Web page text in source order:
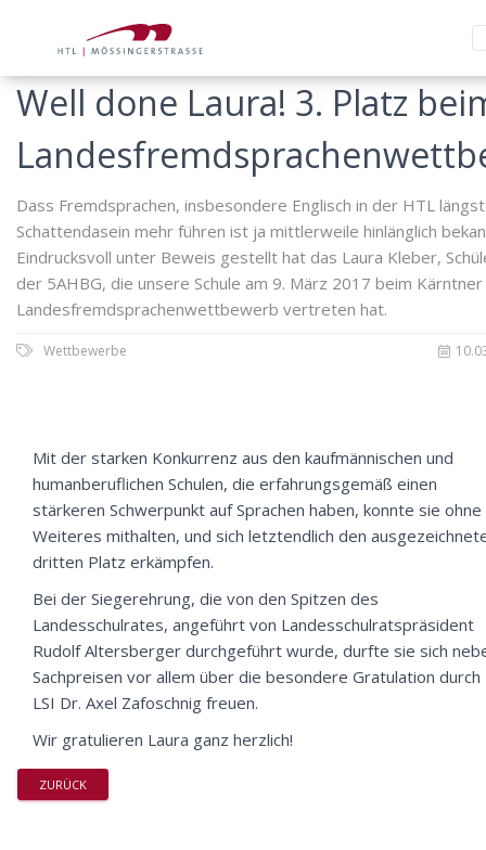
Well done Laura! 3. Platz
Dass Fremdsprachen, insbesondere Englisch in der HTL
Schattendasein mehr führen ist ja mittlerweile hinlänglich
Eindrucksvoll unter Beweis gestellt hat das Laura Kleber,
der 5AHBG, die unsere Schule am 9. März 2017 beim Kärntner
Landesfremdsprachenwettbewerb vertreten hat.
Wettbewerbe
Mit der starken Konkurrenz aus den kaufmännischen und
humanberuflichen Schulen, die erfahrungsgemäß einen
stärkeren Schwerpunkt auf Sprachen haben, konnte sie ohne
Weiteres mithalten, und sich letztendlich den
dritten Platz erkämpfen.
Bei der Siegerehrung, die von den Spitzen des
Landesschulrates, angeführt von Landesschulratspräsident
Rudolf Altersberger durchgeführt wurde, durfte sie sich
Sachpreisen vor allem über die besondere Gratulation durch
LSI Dr. Axel Zafoschnig freuen.
Wir gratulieren Laura ganz herzlich!
ZURÜCK